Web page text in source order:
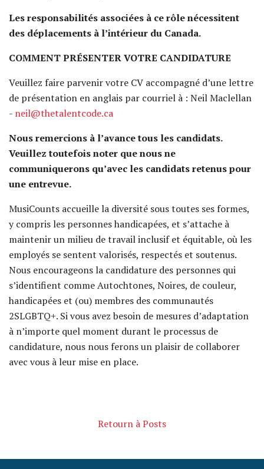
Les responsabilités associées à ce rôle nécessitent
des déplacements à l’intérieur du Canada.
COMMENT PRÉSENTER VOTRE CANDIDATURE
Veuillez faire parvenir votre CV accompagné d’une lettre
de présentation en anglais par courriel à : Neil Maclellan
- neil@thetalentcode.ca
Nous remercions à l’avance tous les candidats.
Veuillez toutefois noter que nous ne
communiquerons qu’avec les candidats retenus pour
une entrevue.
MusiCounts accueille la diversité sous toutes ses formes,
y compris les personnes handicapées, et s’attache à
maintenir un milieu de travail inclusif et équitable, où les
employés se sentent valorisés, respectés et soutenus.
Nous encourageons la candidature des personnes qui
s’identifient comme Autochtones, Noires, de couleur,
handicapées et (ou) membres des communautés
2SLGBTQ+. Si vous avez besoin de mesures d’adaptation
à n’importe quel moment durant le processus de
candidature, nous nous ferons un plaisir de collaborer
avec vous à leur mise en place.
Retourn à Posts